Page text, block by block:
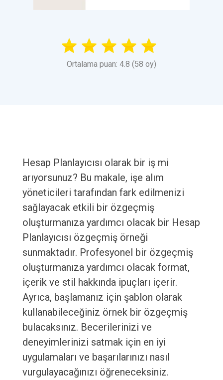
Ortalama puan: 4.8 (58 oy)
Hesap Planlayıcısı olarak bir iş mi
arıyorsunuz? Bu makale, işe alım
yöneticileri tarafından fark edilmenizi
sağlayacak etkili bir özgeçmiş
oluşturmanıza yardımcı olacak bir Hesap
Planlayıcısı özgeçmiş örneği
sunmaktadır. Profesyonel bir özgeçmiş
oluşturmanıza yardımcı olacak format,
içerik ve stil hakkında ipuçları içerir.
Ayrıca, başlamanız için şablon olarak
kullanabileceğiniz örnek bir özgeçmiş
bulacaksınız. Becerilerinizi ve
deneyimlerinizi satmak için en iyi
uygulamaları ve başarılarınızı nasıl
vurgulayacağınızı öğreneceksiniz.